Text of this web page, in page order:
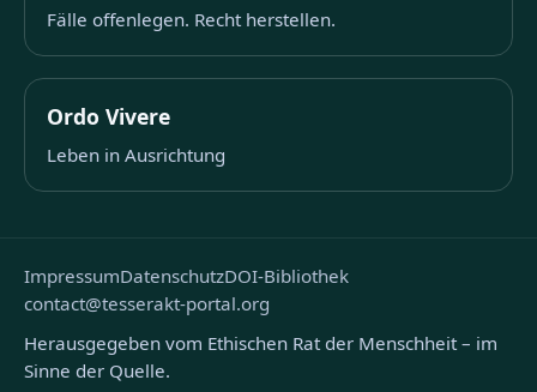
Fälle offenlegen. Recht herstellen.
Ordo Vivere
Leben in Ausrichtung
ImpressumDatenschutzDOI-Bibliothek
contact@tesserakt-portal.org
Herausgegeben vom Ethischen Rat der Menschheit – im
Sinne der Quelle.